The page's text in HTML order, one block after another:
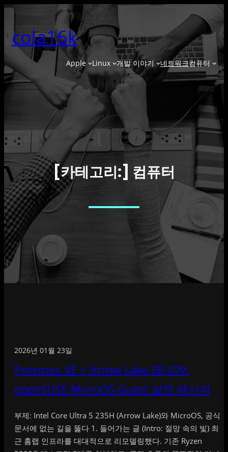
콘
츠
바
로
cola16k
Apple Linux 개발 이야기 네트워크컴퓨터
[카테고리:] 컴퓨터
2026년 01월 23일
Proxmox VE + Arrow Lake SR-IOV:
openSUSE MicroOS Guest 설정 레시피
부제: Intel Core Ultra 5 235H (Arrow Lake)와 MicroOS, 공식
문서에 없는 길을 뚫다 1. 들어가는 글 (Intro: 절망 속의 빛) 최
근 홈랩 인프라를 대대적으로 리모델링했다. 기존 Ryzen